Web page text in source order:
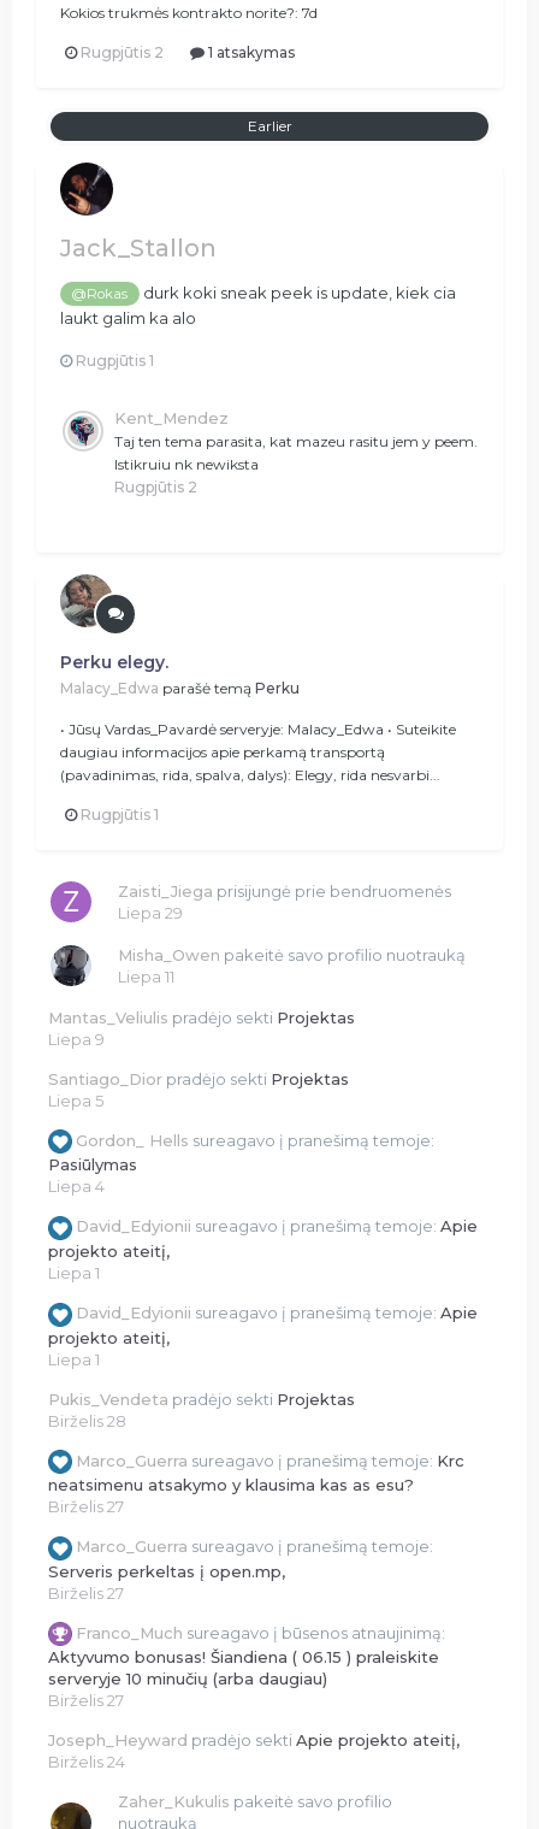
Kokios trukmės kontrakto norite?: 7d
Rugpjūtis 2 1 atsakymas
Earlier
Jack_Stallon
@Rokas
durk koki sneak peek is update, kiek cia
laukt galim ka alo
Rugpjūtis 1
Kent_Mendez
Taj ten tema parasita, kat mazeu rasitu jem y peem.
Istikruiu nk newiksta
Rugpjūtis 2
Perku elegy.
Malacy_Edwa parašė temą Perku
• Jūsų Vardas_Pavardė serveryje: Malacy_Edwa • Suteikite
daugiau informacijos apie perkamą transportą
(pavadinimas, rida, spalva, dalys): Elegy, rida nesvarbi...
Rugpjūtis 1
Zaisti_Jiega prisijungė prie bendruomenės
Liepa 29
Misha_Owen pakeitė savo profilio nuotrauką
Liepa 11
Mantas_Veliulis pradėjo sekti Projektas
Liepa 9
Santiago_Dior pradėjo sekti Projektas
Liepa 5
Gordon_ Hells sureagavo į pranešimą temoje:
Pasiūlymas
Liepa 4
David_Edyionii sureagavo į pranešimą temoje: Apie
projekto ateitį,
Liepa 1
David_Edyionii sureagavo į pranešimą temoje: Apie
projekto ateitį,
Liepa 1
Pukis_Vendeta pradėjo sekti Projektas
Birželis 28
Marco_Guerra sureagavo į pranešimą temoje: Krc
neatsimenu atsakymo y klausima kas as esu?
Birželis 27
Marco_Guerra sureagavo į pranešimą temoje:
Serveris perkeltas į open.mp,
Birželis 27
Franco_Much sureagavo į būsenos atnaujinimą:
Aktyvumo bonusas! Šiandiena ( 06.15 ) praleiskite
serveryje 10 minučių (arba daugiau)
Birželis 27
Joseph_Heyward pradėjo sektiApie projekto ateitį,
Birželis 24
Zaher_Kukulis pakeitė savo profilio
nuotrauką